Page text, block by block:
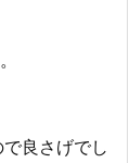
良さげでし